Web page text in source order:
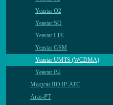
Yeastar O2
Yeastar SO
Yeastar LTE
Yeastar GSM
Yeastar UMTS (WCDMA)
Yeastar B2
Модули ПО IP-АТС
Агат-РТ